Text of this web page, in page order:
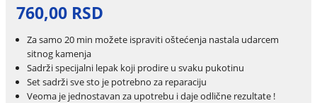
760,00 RSD
Za samo 20 min možete ispraviti oštećenja nastala udarcem
sitnog kamenja
Sadrži specijalni lepak koji prodire u svaku pukotinu
Set sadrži sve sto je potrebno za reparaciju
Veoma je jednostavan za upotrebu i daje odlične rezultate !